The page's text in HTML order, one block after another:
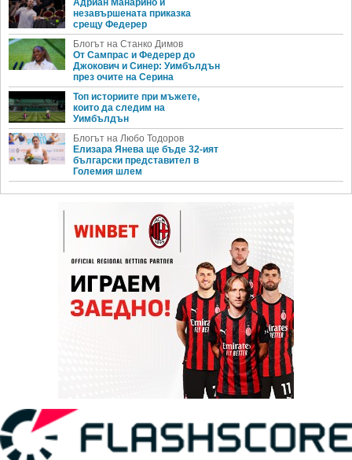
незавършената приказка
срещу Федерер
Блогът на Станко Димов
От Сампрас и Федерер до
Джокович и Синер: Уимбълдън
през очите на Серина
Топ историите при мъжете,
които да следим на
Уимбълдън
Блогът на Любо Тодоров
Елизара Янева ще бъде 32-ият
български представител в
Големия шлем